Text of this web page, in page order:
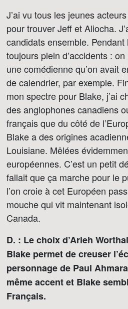
J’ai vu tous les jeunes
pour trouver Jeff et Aliocha.
candidats ensemble.
toujours plein d’accidents :
une comédienne qu’on avait
de calendrier, par exemple.
mon spectre pour Blake, j’ai
des anglophones canadiens
français que du côté de
Blake a des origines
Louisiane. Mêlées
européennes. C’est un petit
fallait que ça marche pour le
l’on croie à cet Européen
mouche qui vit maintenant
Canada.
D. : Le choix d’Arieh
Blake permet de creuser
personnage de Paul
même accent et Blake
Français.